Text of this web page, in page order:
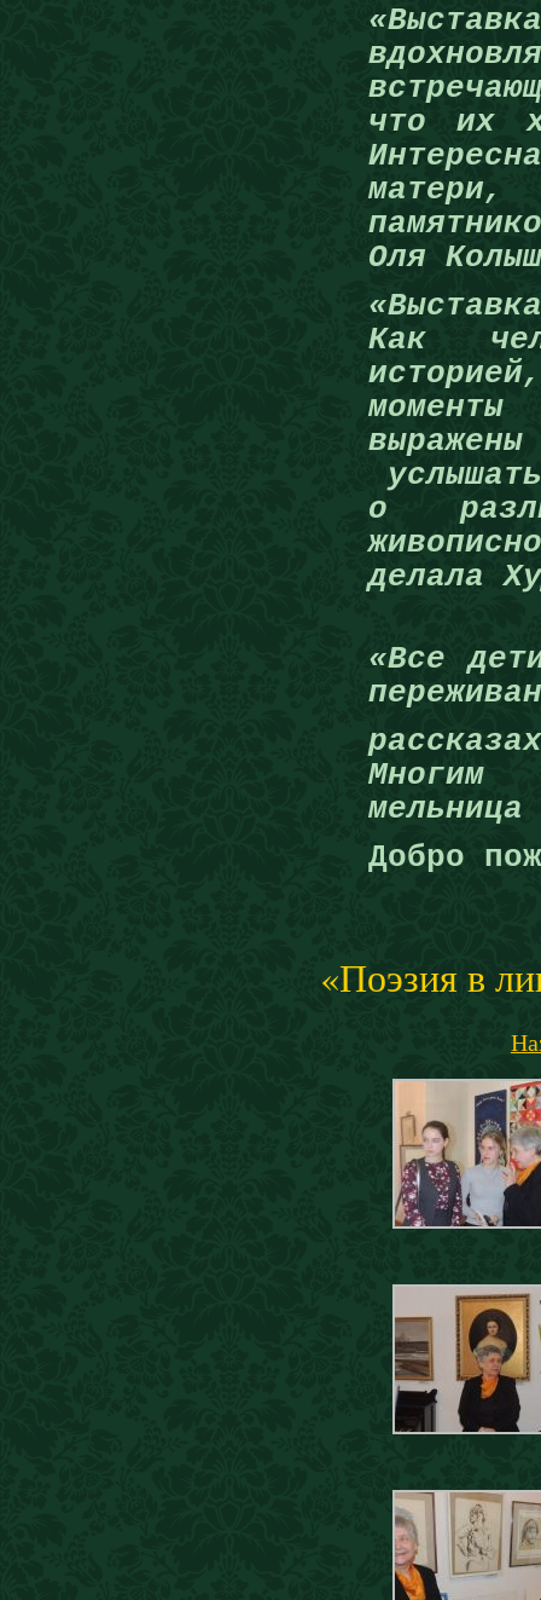
что их
матери,
Оля
Как
услышать
о
делала
«Все
Многим
Добро
«Поэзия в